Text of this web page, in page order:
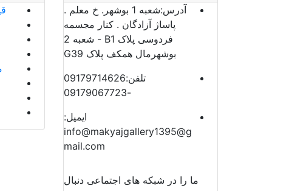
آدرس:
شعبه 1 بوشهر. خ معلم .
پاساژ آزادگان . کنار مجسمه
فردوسی پلاک B1 - شعبه 2
بوشهرمال همکف پلاک G39
تلفن:09179714626
-09179067723
ایمیل:
info@makyajgallery1395@g
mail.com
ما را در شبکه های اجتماعی دنبال